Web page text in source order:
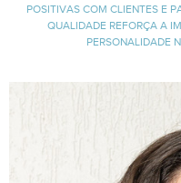
POSITIVAS COM CLIENTES E
QUALIDADE REFORÇA A
PERSONALIDADE